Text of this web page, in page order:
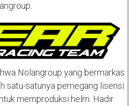
Nolangroup yang bermarkas
satu-satunya pemegang lisensi
memproduksi helm. Hadir